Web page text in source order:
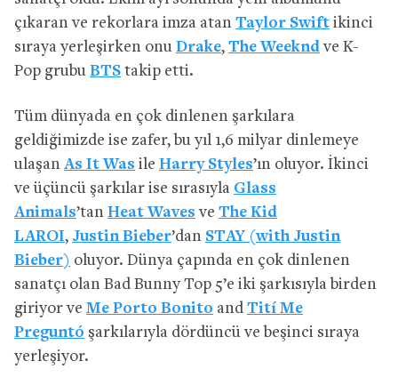
çıkaran ve rekorlara imza atan Taylor Swift ikinci
sıraya yerleşirken onu Drake, The Weekndve K-
Pop grubu BTS takip etti.
Tüm dünyada en çok dinlenen şarkılara
geldiğimizde ise zafer, bu yıl 1,6 milyar dinlemeye
ulaşan As It Was ile Harry Styles’ın oluyor. İkinci
ve üçüncü şarkılar ise sırasıyla Glass
Animals’tan Heat Waves ve The Kid
LAROI, Justin Bieber’dan STAY (with Justin
Bieber) oluyor. Dünya çapında en çok dinlenen
sanatçı olan Bad Bunny Top 5’e iki şarkısıyla birden
giriyor ve Me Porto Bonito and Tití Me
Preguntó şarkılarıyla dördüncü ve beşinci sıraya
yerleşiyor.